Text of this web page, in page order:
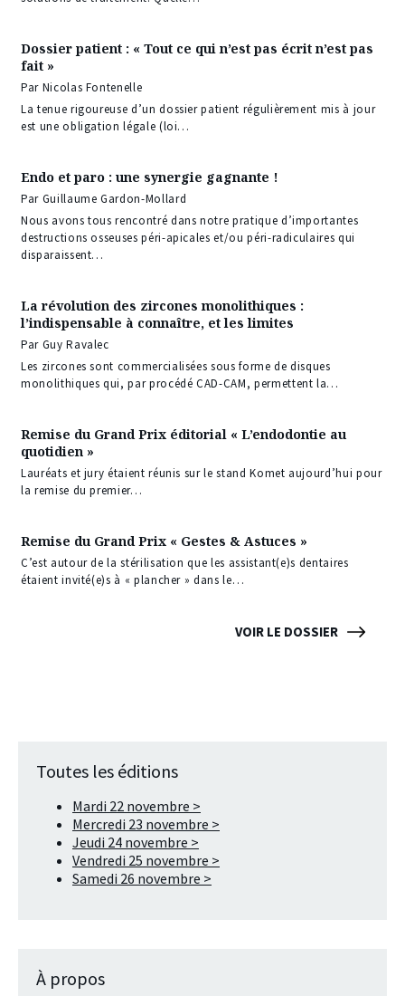
VOIR LE DOSSIER
Dossier patient : « Tout ce qui n’est pas écrit n’est pas
fait »
Par Nicolas Fontenelle
La tenue rigoureuse d’un dossier patient régulièrement mis à jour
est une obligation légale (loi…
Endo et paro : une synergie gagnante !
Par Guillaume Gardon-Mollard
Nous avons tous rencontré dans notre pratique d’importantes
destructions osseuses péri-apicales et/ou péri-radiculaires qui
disparaissent…
La révolution des zircones monolithiques :
l’indispensable à connaître, et les limites
Par Guy Ravalec
Les zircones sont commercialisées sous forme de disques
monolithiques qui, par procédé CAD-CAM, permettent la…
Remise du Grand Prix éditorial « L’endodontie au
quotidien »
Lauréats et jury étaient réunis sur le stand Komet aujourd’hui pour
la remise du premier…
Remise du Grand Prix « Gestes & Astuces »
C’est autour de la stérilisation que les assistant(e)s dentaires
étaient invité(e)s à « plancher » dans le…
Toutes les éditions
Mardi 22 novembre >
Mercredi 23 novembre >
Jeudi 24 novembre >
Vendredi 25 novembre >
Samedi 26 novembre >
À propos